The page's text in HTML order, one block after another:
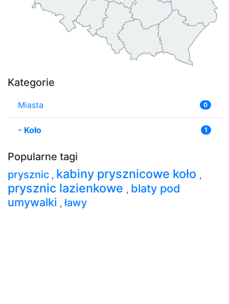
Kategorie
Miasta 0
- Koło 1
Popularne tagi
prysznic , kabiny prysznicowe koło ,
prysznic lazienkowe , blaty pod
umywalki , ławy